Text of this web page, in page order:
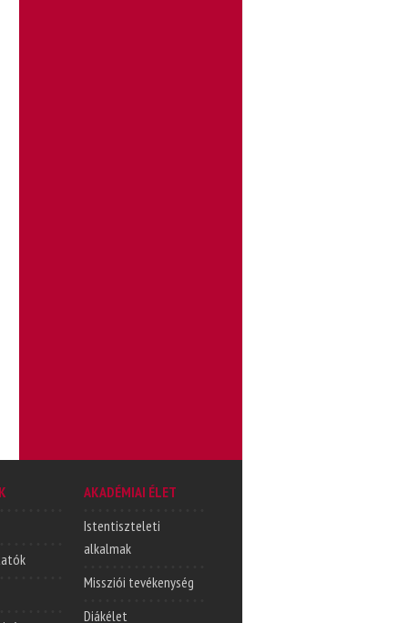
AKADÉMIAI ÉLET
Istentiszteleti
alkalmak
Missziói tevékenység
Diákélet